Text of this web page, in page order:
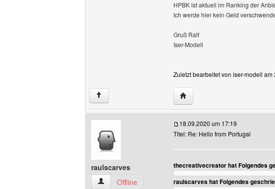
HPBK ist aktuell im Ranking der
Ich werde hier kein Geld
Gruß Ralf
Iser-Modell
Zuletzt bearbeitet von iser-modell
↑ Website dieses Benutzers
raulscarves
raulscarves Benutzer-Profile anzeigen
Offline
18.09.2020 um 17:19
Titel: Re: Hello from Portugal
thecreativecreator hat Folgendes
raulscarves hat Folgendes